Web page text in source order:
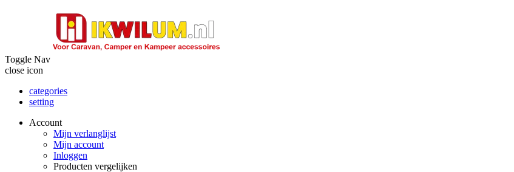
Toggle Nav
close icon
categories
setting
Account
Mijn verlanglijst
Mijn account
Inloggen
Producten vergelijken